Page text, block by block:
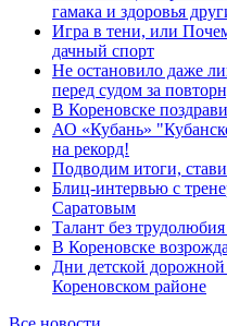
гамака и здоровья
Игра в тени, или
дачный спорт
Не остановило даже
перед судом за
В Кореновске
АО «Кубань»
на рекорд!
Подводим итоги,
Блиц-интервью с
Саратовым
Талант без
В Кореновске
Дни детской дорожной
Кореновском районе